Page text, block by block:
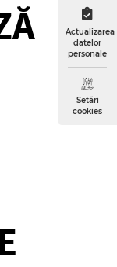
Actualizarea
datelor
personale
Setări
cookies